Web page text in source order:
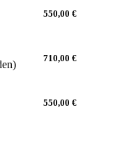
550,00 €
710,00 €
550,00 €